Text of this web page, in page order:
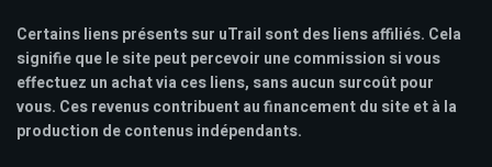
Certains liens présents sur uTrail sont des liens affiliés. Cela
signifie que le site peut percevoir une commission si vous
effectuez un achat via ces liens, sans aucun surcoût pour
vous. Ces revenus contribuent au financement du site et à la
production de contenus indépendants.